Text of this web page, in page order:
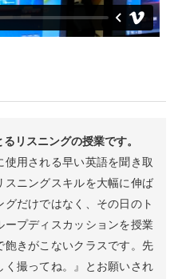
リスニングの授業です。
用される早い英語を聞き取
スニングスキルを大幅に伸ば
だけではなく、その日のト
ープディスカッションを授業
きがこないクラスです。先
撮ってね。』とお願いされ